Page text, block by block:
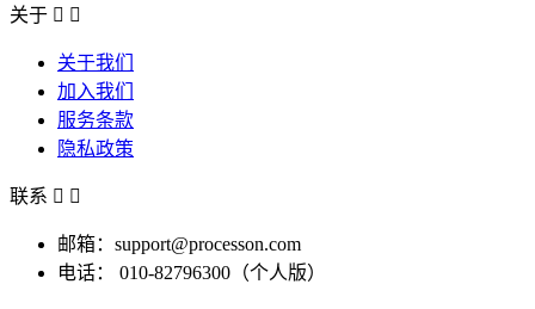
关于  
关于我们
加入我们
服务条款
隐私政策
联系  
邮箱：support@processon.com
电话：
010-82796300（个人版）